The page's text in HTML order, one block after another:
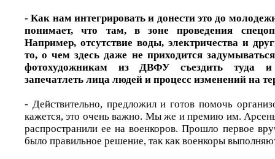
- Как нам интегрировать и донести это до
понимает, что там, в зоне проведения
Например, отсутствие воды, электричества и
то, о чем здесь даже не приходится
фотохудожникам из ДВФУ съездить туда и
запечатлеть лица людей и процесс изменений на
- Действительно, предложил и готов помочь
кажется, это очень важно. Мы же и премию им.
распространили ее на военкоров. Прошло первое
было правильное решение, так как военкоры